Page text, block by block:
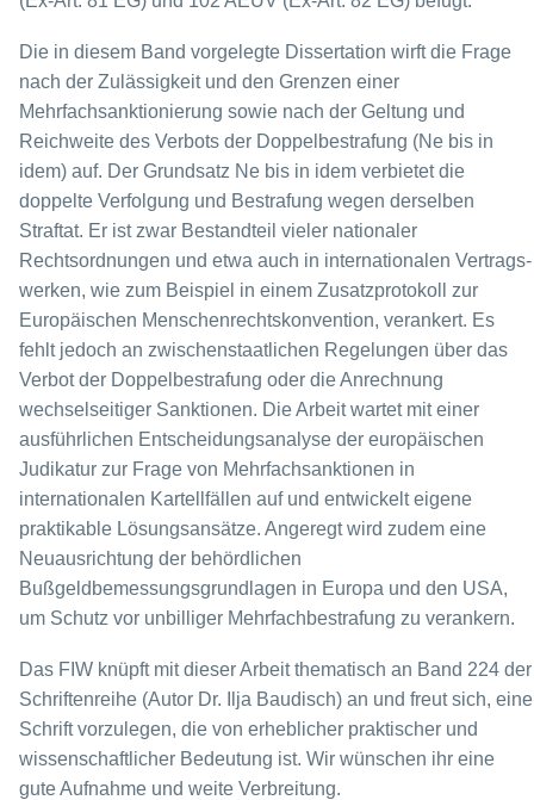
Die in diesem Band vorgelegte Dissertation wirft die Frage
nach der Zulässigkeit und den Grenzen einer
Mehrfachsanktionierung sowie nach der Geltung und
Reichweite des Verbots der Doppelbestrafung (Ne bis in
idem) auf. Der Grundsatz Ne bis in idem ver­bietet die
doppelte Verfolgung und Bestrafung wegen derselben
Straftat. Er ist zwar Be­standteil vieler nationaler
Rechtsordnungen und etwa auch in internationalen Vertrags­
werken, wie zum Beispiel in einem Zusatzprotokoll zur
Europäischen Menschenrechts­konvention, verankert. Es
fehlt jedoch an zwischenstaatlichen Regelungen über das
Ver­bot der Doppelbestrafung oder die Anrechnung
wechselseitiger Sanktionen. Die Arbeit wartet mit einer
ausführlichen Entscheidungsanalyse der europäischen
Judikatur zur Fra­ge von Mehrfachsanktionen in
internationalen Kartellfällen auf und entwickelt eigene
praktikable Lösungsansätze. Angeregt wird zudem eine
Neuausrichtung der behördli­chen
Bußgeldbemessungsgrundlagen in Europa und den USA,
um Schutz vor unbilliger Mehrfachbestrafung zu verankern.
Das FIW knüpft mit dieser Arbeit thematisch an Band 224 der
Schriftenreihe (Autor Dr. Ilja Baudisch) an und freut sich, eine
Schrift vorzulegen, die von erheblicher prak­tischer und
wissenschaftlicher Bedeutung ist. Wir wünschen ihr eine
gute Aufnahme und weite Verbreitung.